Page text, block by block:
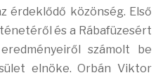
érdeklődő közönség. Első
és a Rábafüzesért
számolt be
elnöke. Orbán Viktor